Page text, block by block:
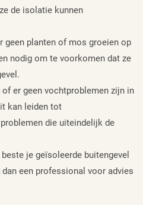
de isolatie kunnen
geen planten of mos groeien op
nodig om te voorkomen dat ze
er geen vochtproblemen zijn in
kan leiden tot
die uiteindelijk de
je geïsoleerde buitengevel
een professional voor advies